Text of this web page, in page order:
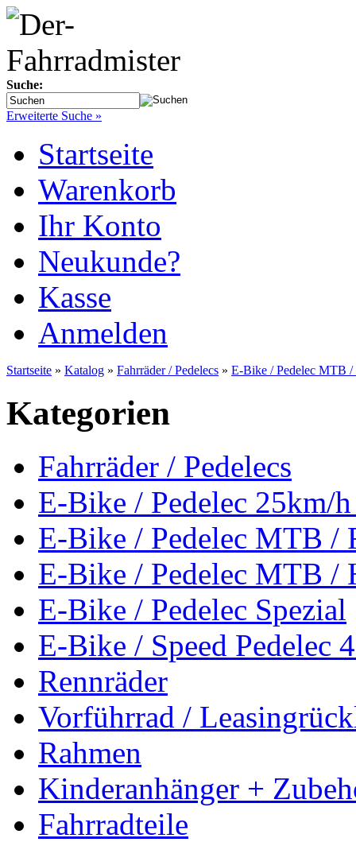
Suche:
Erweiterte Suche »
Startseite
Warenkorb
Ihr Konto
Neukunde?
Kasse
Anmelden
Startseite » Katalog » Fahrräder / Pedelecs » E-Bike / Pedelec MTB
Kategorien
Fahrräder / Pedelecs
E-Bike / Pedelec 25km/
E-Bike / Pedelec MTB /
E-Bike / Pedelec MTB /
E-Bike / Pedelec Spezial
E-Bike / Speed Pedelec
Rennräder
Vorführrad /
Rahmen
Kinderanhänger +
Fahrradteile